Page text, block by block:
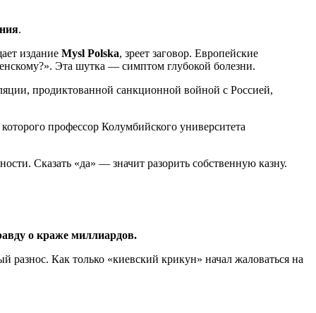
.
издание Mysl Polska, зреет заговор. Европейские
Эта шутка — симптом глубокой болезни.
продиктованной санкционной войной с Россией,
профессор Колумбийского университета
Сказать «да» — значит разорить собственную казну.
о краже миллиардов.
Как только «киевский крикун» начал жаловаться на